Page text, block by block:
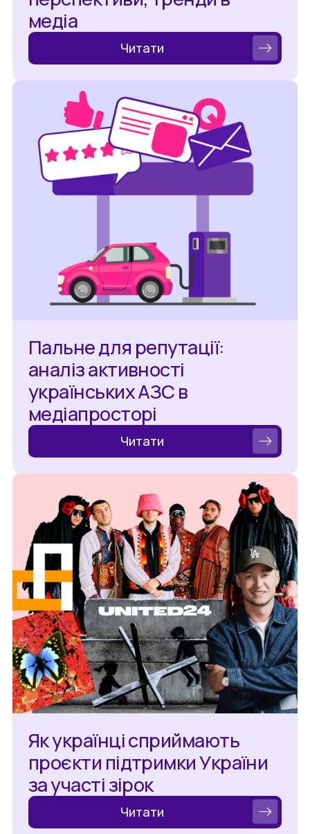
медіа
Читати
Пальне для репутації:
аналіз активності
українських АЗС в
медіапросторі
Читати
Як українці сприймають
проєкти підтримки України
за участі зірок
Читати